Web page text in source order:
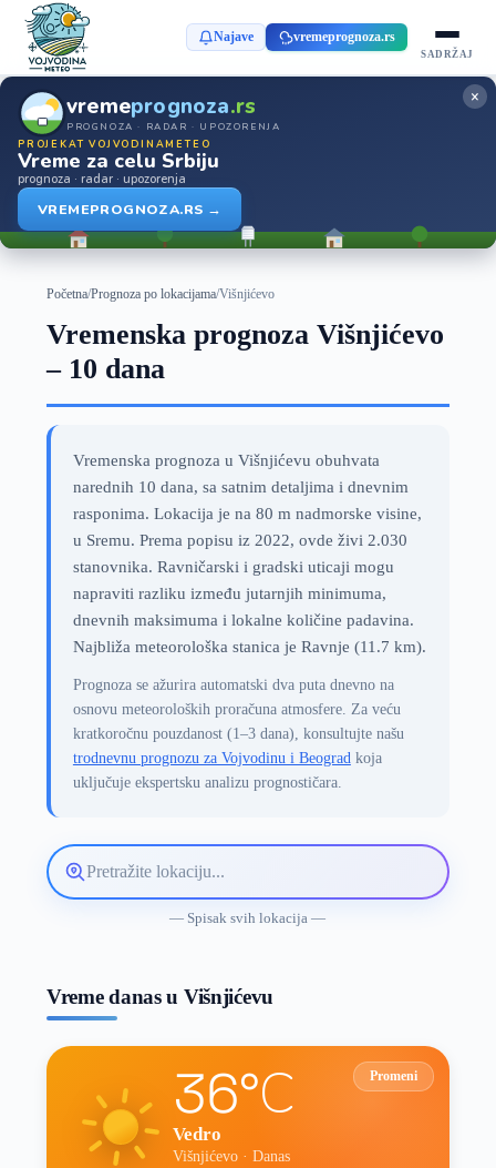
Najave vremeprognoza.rs
SADRŽAJ
vremeprognoza.rs
PROGNOZA · RADAR · UPOZORENJA
PROJEKAT VOJVODINAMETEO
Vreme za celu Srbiju
prognoza · radar · upozorenja
VREMEPROGNOZA.RS →
×
Početna/Prognoza po lokacijama/Višnjićevo
Vremenska prognoza Višnjićevo
– 10 dana
Vremenska prognoza u Višnjićevu obuhvata
narednih 10 dana, sa satnim detaljima i dnevnim
rasponima. Lokacija je na 80 m nadmorske visine,
u Sremu. Prema popisu iz 2022, ovde živi 2.030
stanovnika. Ravničarski i gradski uticaji mogu
napraviti razliku između jutarnjih minimuma,
dnevnih maksimuma i lokalne količine padavina.
Najbliža meteorološka stanica je Ravnje (11.7 km).
Prognoza se ažurira automatski dva puta dnevno na
osnovu meteoroloških proračuna atmosfere. Za veću
kratkoročnu pouzdanost (1–3 dana), konsultujte našu
trodnevnu prognozu za Vojvodinu i Beogradkoja
uključuje ekspertsku analizu prognostičara.
Pretražite
lokaciju
— Spisak svih lokacija —
Vreme danas u Višnjićevu
Promeni
36°C
Vedro
Višnjićevo · Danas